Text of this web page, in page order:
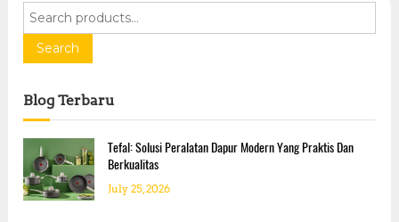
r
h
f
o
:
Search
Blog Terbaru
Tefal: Solusi Peralatan Dapur Modern Yang Praktis Dan
Berkualitas
July 25, 2026